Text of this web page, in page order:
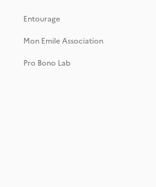
Entourage
Mon Emile Association
Pro Bono Lab